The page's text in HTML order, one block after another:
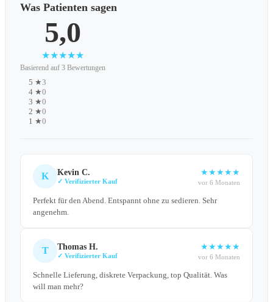
über Monate erhalten.
Was Patienten sagen
5,0
★★★★★
Basierend auf 3 Bewertungen
5 ★3
4 ★0
3 ★0
2 ★0
1 ★0
K Kevin C.
✓ Verifizierter Kauf
★ ★ ★ ★ ★
vor 6 Monaten
Perfekt für den Abend. Entspannt ohne zu sedieren. Sehr
angenehm.
T Thomas H.
✓ Verifizierter Kauf
★ ★ ★ ★ ★
vor 6 Monaten
Schnelle Lieferung, diskrete Verpackung, top Qualität. Was
will man mehr?